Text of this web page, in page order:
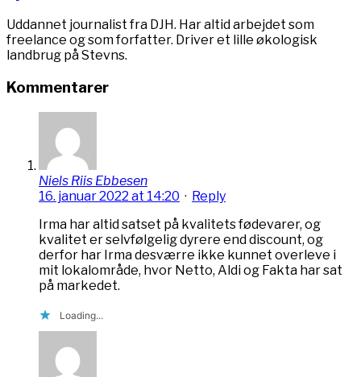
Uddannet journalist fra DJH. Har altid arbejdet som
freelance og som forfatter. Driver et lille økologisk
landbrug på Stevns.
Kommentarer
Niels Riis Ebbesen
16. januar 2022 at 14:20 · Reply
Irma har altid satset på kvalitets fødevarer, og
kvalitet er selvfølgelig dyrere end discount, og
derfor har Irma desværre ikke kunnet overleve i
mit lokalområde, hvor Netto, Aldi og Fakta har sat
på markedet.
Loading...